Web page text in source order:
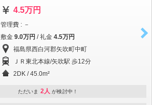
4.5万円
管理費 : －
敷金 9.0万円 / 礼金 4.5万円
福島県西白河郡矢吹町中町
ＪＲ東北本線/矢吹駅 歩12分
2DK / 45.0m²
ただいま 2人 が検討中！